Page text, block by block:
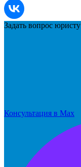
Задать вопрос юристу
Консультация в Max